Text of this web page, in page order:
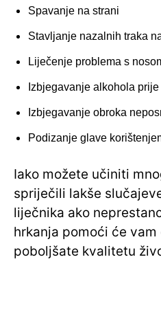
Spavanje na strani
Stavljanje nazalnih traka
Liječenje problema s
Izbjegavanje alkohola
Izbjegavanje obroka
Podizanje glave
Iako možete učiniti
spriječili lakše
liječnika ako
hrkanja pomoći će
poboljšate kvalitetu